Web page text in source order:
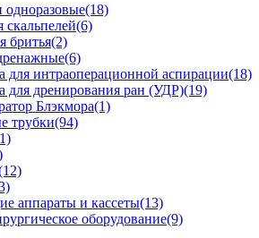
одноразовые(18)
скальпелей(6)
бритья(2)
(6)
для интраоперационной аспирации(18)
для дренирования ран (УДР)(19)
Блэкмора(1)
трубки(94)
аппараты и кассеты(13)
оборудование(9)